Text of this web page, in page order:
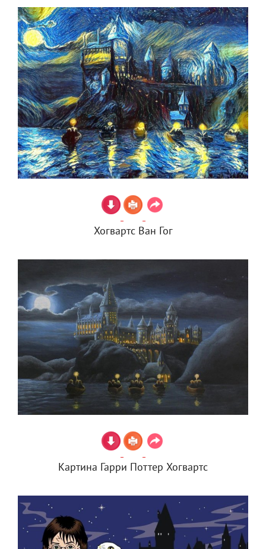
Хогвартс Ван Гог
Картина Гарри Поттер Хогвартс